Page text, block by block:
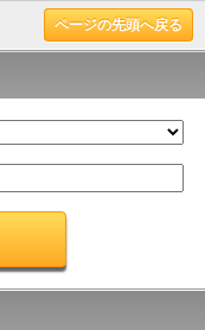
ページの先頭へ戻る